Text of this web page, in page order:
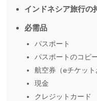
インドネシア旅行の
必需品
パスポート
パスポートのコピ
航空券（eチケット
現金
クレジットカード